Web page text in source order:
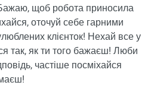
щоб робота приносила
оточуй себе гарними
клієнток! Нехай все у
так, як ти того бажаєш! Люби
частіше посміхайся